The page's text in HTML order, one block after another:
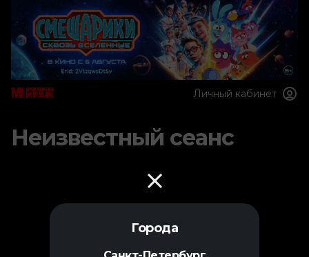
Города
Личный кабинет
Неизвестный сеанс